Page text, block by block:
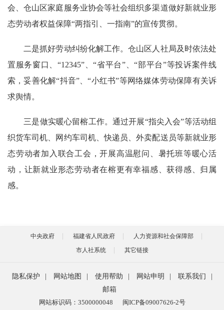
会、仓山区家庭服务业协会等社会组织多渠道做好新就业形
态劳动者权益保障“两指引、一指南”的宣传贯彻。
二是抓好劳动纠纷化解工作。仓山区人社局及时依法处
置服务窗口、“12345”、“省平台”、“部平台”等投诉案件线
索，妥善化解“抖音”、“小红书”等网络媒体劳动保障有关诉
求舆情。
三是做实暖心留榕工作。通过开展“指尖入会”等活动组
织货车司机、网约车司机、快递员、外卖配送员等新就业形
态劳动者加入联合工会，开展高温慰问、暑托班等暖心活
动，让新就业形态劳动者在榕更有幸福感、获得感、归属
感。
中央政府 福建省人民政府
人力资源和社会保障部
市人社系统
其它链接
隐私保护 网站地图 使用帮助 网站申明 联系我们
邮箱
网站标识码：3500000048
闽ICP备09007626-2号